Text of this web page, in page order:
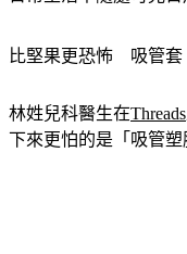
比堅果更恐怖　吸管套
林姓兒科醫生在Threads
下來更怕的是「吸管塑